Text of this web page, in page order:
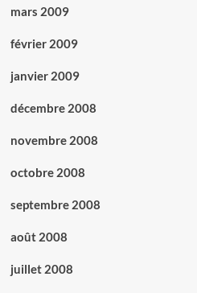
mars 2009
février 2009
janvier 2009
décembre 2008
novembre 2008
octobre 2008
septembre 2008
août 2008
juillet 2008